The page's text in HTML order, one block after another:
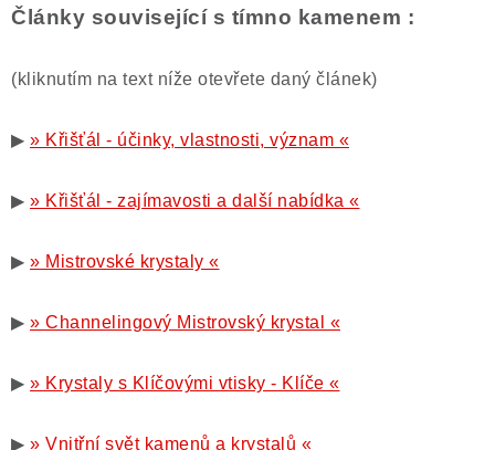
Články související s tímno kamenem :
(kliknutím na text níže otevřete daný článek)
▶ » Křišťál - účinky, vlastnosti, význam «
▶ » Křišťál - zajímavosti a další nabídka «
▶ » Mistrovské krystaly «
▶ » Channelingový Mistrovský krystal «
▶ » Krystaly s Klíčovými vtisky - Klíče «
▶ » Vnitřní svět kamenů a krystalů «